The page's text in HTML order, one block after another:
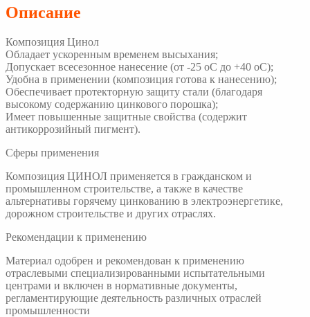
Описание
Композиция Цинол
Обладает ускоренным временем высыхания;
Допускает всесезонное нанесение (от -25 oC до +40 oC);
Удобна в применении (композиция готова к нанесению);
Обеспечивает протекторную защиту стали (благодаря
высокому содержанию цинкового порошка);
Имеет повышенные защитные свойства (содержит
антикоррозийный пигмент).
Сферы применения
Композиция ЦИНОЛ применяется в гражданском и
промышленном строительстве, а также в качестве
альтернативы горячему цинкованию в электроэнергетике,
дорожном строительстве и других отраслях.
Рекомендации к применению
Материал одобрен и рекомендован к применению
отраслевыми специализированными испытательными
центрами и включен в нормативные документы,
регламентирующие деятельность различных отраслей
промышленности